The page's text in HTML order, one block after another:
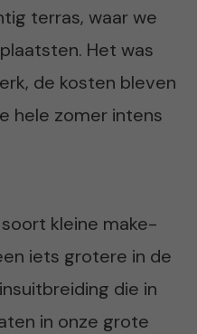
terras, waar we
Het was
de kosten bleven
hele zomer intens
kleine make-
iets grotere in de
die in
in onze grote